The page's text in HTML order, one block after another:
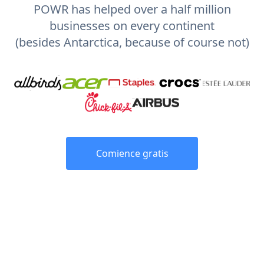
POWR has helped over a half million
businesses on every continent
(besides Antarctica, because of course not)
Comience gratis